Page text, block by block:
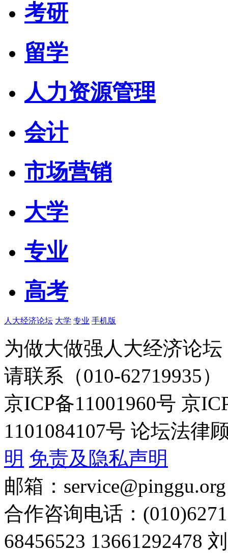
考研
留学
人力资源管理
会计
市场营销
大学
专业
高考
人大经济论坛 大学 专业 手机版
为做大做强人大经济论
请联系（010-62719935）
京ICP备11001960号 京
1101084107号 论坛法律
明 免责及隐私声明
邮箱：service@pinggu.org
合作咨询电话：
68456523 13661292478